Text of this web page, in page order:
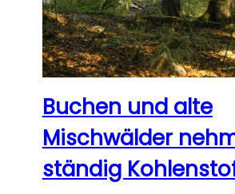
Buchen und alte
Mischwälder
ständig